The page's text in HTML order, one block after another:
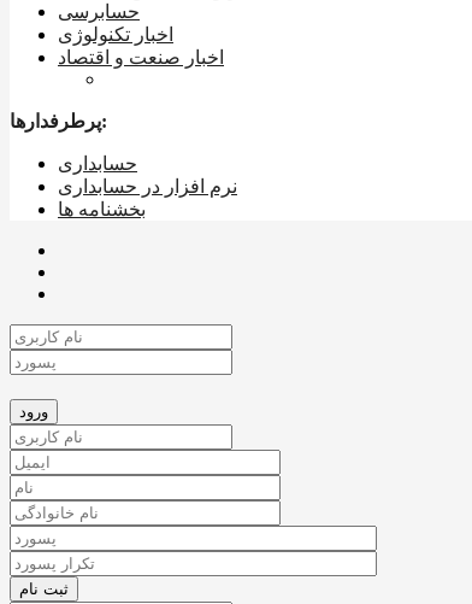
حسابرسی
اخبار تکنولوژی
اخبار صنعت و اقتصاد
پرطرفدارها:
حسابداری
نرم افزار در حسابداری
بخشنامه ها